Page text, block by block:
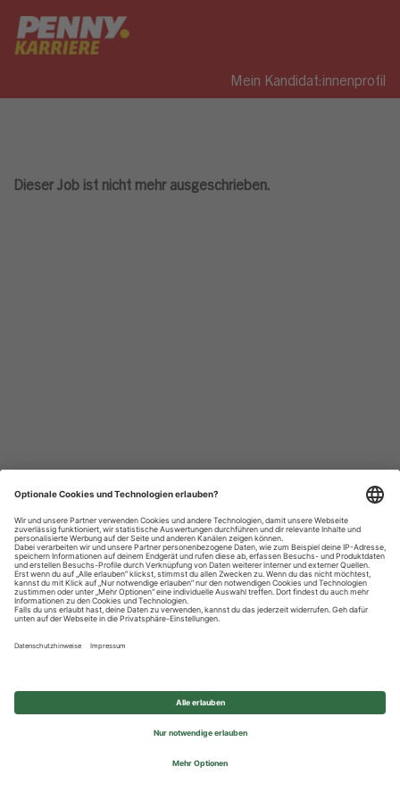
Mein Kandidat:innenprofil
Dieser Job ist nicht mehr ausgeschrieben.
Datenschutzhinweise
Impressum
Privatsphäre-Einstellungen
© 2026 REWE Group - All rights reserved